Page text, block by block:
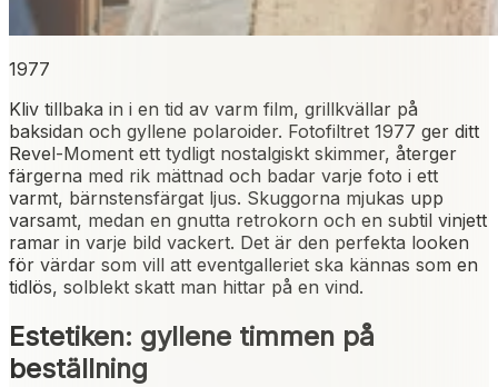
1977
Kliv tillbaka in i en tid av varm film, grillkvällar på
baksidan och gyllene polaroider. Fotofiltret 1977 ger ditt
Revel-Moment ett tydligt nostalgiskt skimmer, återger
färgerna med rik mättnad och badar varje foto i ett
varmt, bärnstensfärgat ljus. Skuggorna mjukas upp
varsamt, medan en gnutta retrokorn och en subtil vinjett
ramar in varje bild vackert. Det är den perfekta looken
för värdar som vill att eventgalleriet ska kännas som en
tidlös, solblekt skatt man hittar på en vind.
Estetiken: gyllene timmen på
beställning